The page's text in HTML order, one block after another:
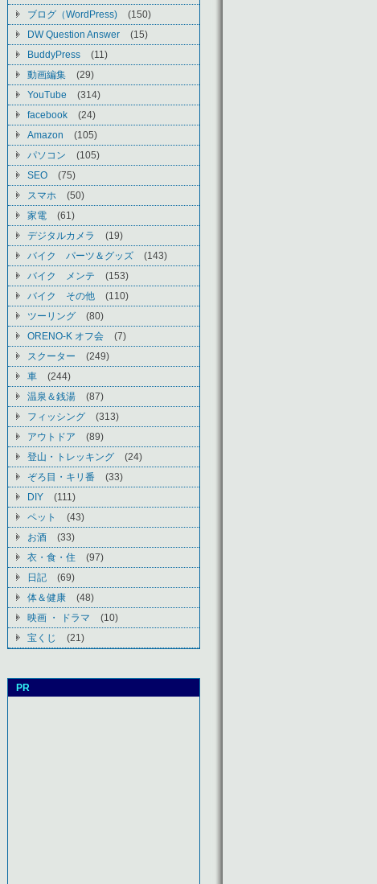
ブログ（WordPress)
(150)
DW Question Answer
(15)
BuddyPress
(11)
動画編集
(29)
YouTube
(314)
facebook
(24)
Amazon
(105)
パソコン
(105)
SEO
(75)
スマホ
(50)
家電
(61)
デジタルカメラ
(19)
バイク パーツ＆グッズ
(143)
バイク メンテ
(153)
バイク その他
(110)
ツーリング
(80)
ORENO-K オフ会
(7)
スクーター
(249)
車
(244)
温泉＆銭湯
(87)
フィッシング
(313)
アウトドア
(89)
登山・トレッキング
(24)
ぞろ目・キリ番
(33)
DIY
(111)
ペット
(43)
お酒
(33)
衣・食・住
(97)
日記
(69)
体＆健康
(48)
映画 ・ ドラマ
(10)
宝くじ
(21)
PR